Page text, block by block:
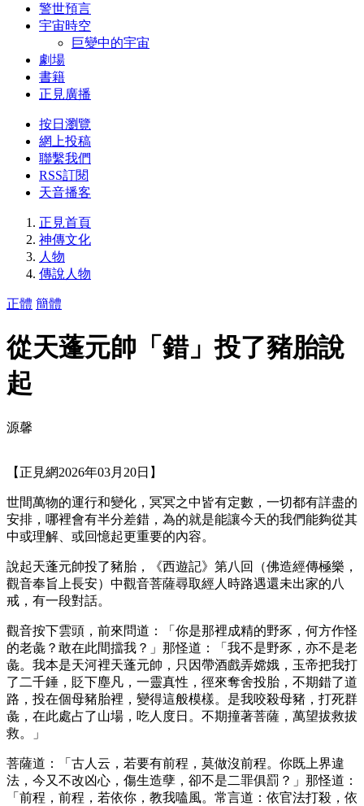
警世預言
宇宙時空
巨變中的宇宙
劇場
書籍
正見廣播
按日瀏覽
網上投稿
聯繫我們
RSS訂閱
天音播客
正見首頁
神傳文化
人物
傳說人物
正體 簡體
從天蓬元帥「錯」投了豬胎說
起
源馨
【正見網2026年03月20日】
世間萬物的運行和變化，冥冥之中皆有定數，一切都有詳盡的
安排，哪裡會有半分差錯，為的就是能讓今天的我們能夠從其
中或理解、或回憶起更重要的內容。
說起天蓬元帥投了豬胎，《西遊記》第八回（佛造經傳極樂，
觀音奉旨上長安）中觀音菩薩尋取經人時路遇還未出家的八
戒，有一段對話。
觀音按下雲頭，前來問道：「你是那裡成精的野豕，何方作怪
的老彘？敢在此間擋我？」那怪道：「我不是野豕，亦不是老
彘。我本是天河裡天蓬元帥，只因帶酒戲弄嫦娥，玉帝把我打
了二千錘，貶下塵凡，一靈真性，徑來奪舍投胎，不期錯了道
路，投在個母豬胎裡，變得這般模樣。是我咬殺母豬，打死群
彘，在此處占了山場，吃人度日。不期撞著菩薩，萬望拔救拔
救。」
菩薩道：「古人云，若要有前程，莫做沒前程。你既上界違
法，今又不改凶心，傷生造孽，卻不是二罪俱罰？」那怪道：
「前程，前程，若依你，教我嗑風。常言道：依官法打殺，依